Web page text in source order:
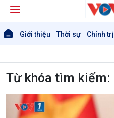
Giới thiệu Thời sự Chính trị
Từ khóa tìm kiếm: